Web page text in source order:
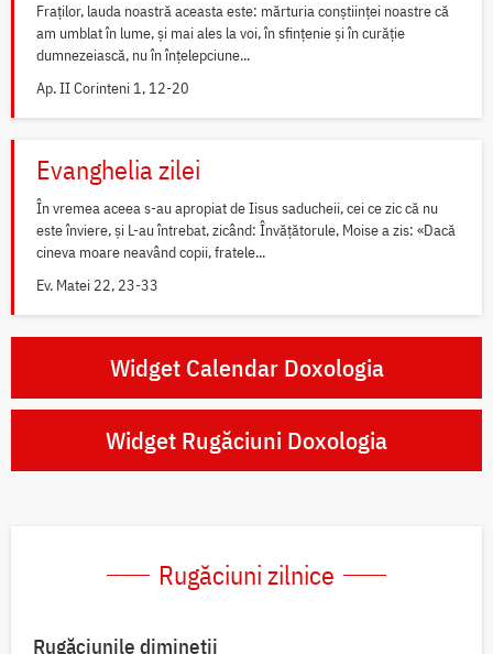
Fraților, lauda noastră aceasta este: mărturia conștiinței noastre că
am umblat în lume, și mai ales la voi, în sfințenie și în curăție
dumnezeiască, nu în înțelepciune...
Ap. II Corinteni 1, 12-20
Evanghelia zilei
În vremea aceea s-au apropiat de Iisus saducheii, cei ce zic că nu
este înviere, și L-au întrebat, zicând: Învățătorule, Moise a zis: «Dacă
cineva moare neavând copii, fratele...
Ev. Matei 22, 23-33
Widget Calendar Doxologia
Widget Rugăciuni Doxologia
Rugăciuni zilnice
Rugăciunile dimineții